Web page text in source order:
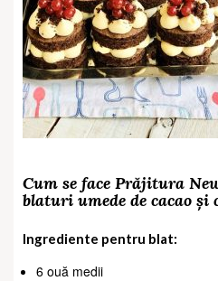
Cum se face Prăjitura
blaturi umede de cacao și
Ingrediente pentru blat:
6 ouă medii